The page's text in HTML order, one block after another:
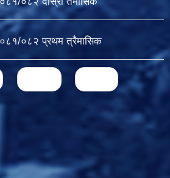
०८२ प्रथम त्रैमासिक